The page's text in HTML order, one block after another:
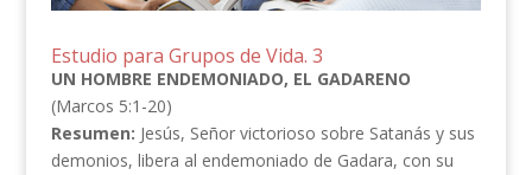
Estudio para Grupos de Vida. 3
UN HOMBRE ENDEMONIADO, EL GADARENO
(Marcos 5:1-20)
Resumen: Jesús, Señor victorioso sobre Satanás y sus
demonios, libera al endemoniado de Gadara, con su